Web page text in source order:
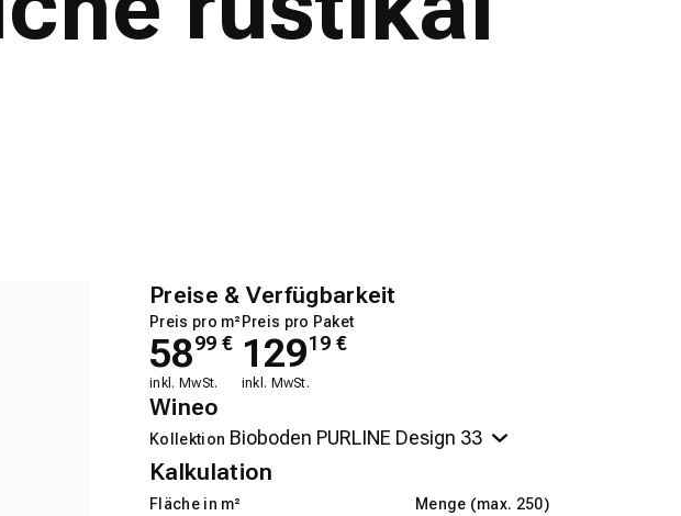
Preise & Verfügbarkeit
Preis pro m²
5899 €
inkl. MwSt.
Preis pro Paket
12919 €
inkl. MwSt.
Wineo
Kollektion
Kalkulation
Fläche in m² Menge (max. 250)